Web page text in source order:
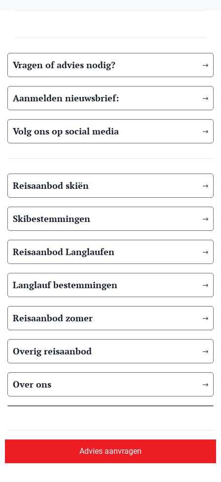
Advies aanvragen
Vragen of advies nodig?
Aanmelden nieuwsbrief:
Volg ons op social media
Reisaanbod skiën
Skibestemmingen
Reisaanbod Langlaufen
Langlauf bestemmingen
Reisaanbod zomer
Overig reisaanbod
Over ons
© 2026 Scandic Booking
Algemene voorwaarden
Privacyverklaring